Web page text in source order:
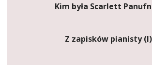
Kim była Scarlett
Z zapisków pianisty (I)